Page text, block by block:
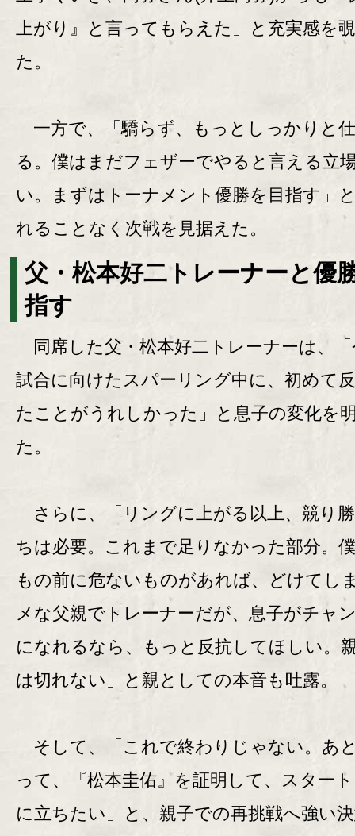
上がり』と言ってもらえた」と充実感を
た。
一方で、「驕らず、もっとしっかりと
る。僕はまだフェザーでやると言える立
い。まずはトーナメント優勝を目指す」
れることなく次戦を見据えた。
父・松本好二トレーナーと優
指す
同席した父・松本好二トレーナーは、
試合に向けたスパーリング中に、初めて
たことがうれしかった」と息子の変化を
た。
さらに、「リングに上がる以上、競り
ちは必要。これまで足りなかった部分。
もの前に危ないものがあれば、どけてし
メな父親でトレーナーだが、息子がチャ
になれるなら、もっと反抗してほしい。
は切れない」と親としての本音も吐露。
そして、「これで終わりじゃない。あ
って、『松本圭佑』を証明して、スター
に立ちたい」と、親子での再挑戦へ強い